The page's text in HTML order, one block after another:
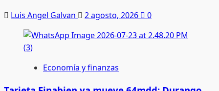
Luis Angel Galvan 2 agosto, 2026 0
Economía y finanzas